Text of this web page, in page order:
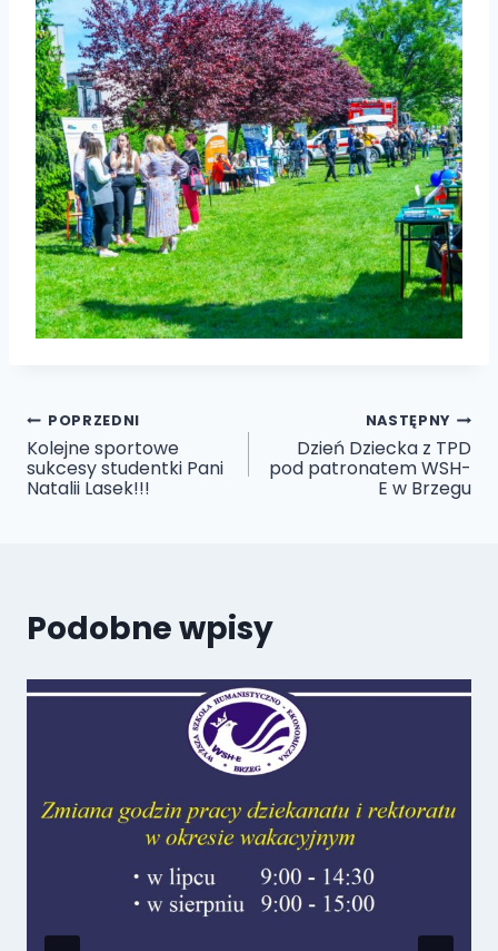
Nawigacja
wpisu
POPRZEDNI
Kolejne sportowe
sukcesy studentki Pani
Natalii Lasek!!!
NASTĘPNY
Dzień Dziecka z TPD
pod patronatem WSH-
E w Brzegu
Podobne wpisy